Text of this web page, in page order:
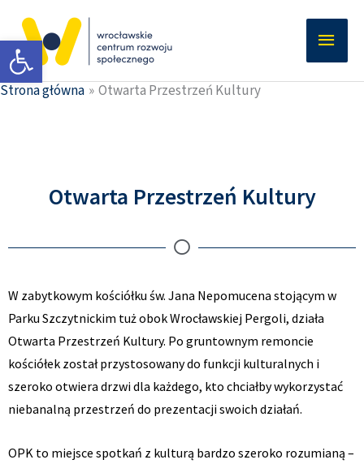
Otwórz pasek narzędzi
treści
Strona główna Otwarta Przestrzeń Kultury
Otwarta Przestrzeń Kultury
W zabytkowym kościółku św. Jana Nepomucena stojącym w
Parku Szczytnickim tuż obok Wrocławskiej Pergoli, działa
Otwarta Przestrzeń Kultury. Po gruntownym remoncie
kościółek został przystosowany do funkcji kulturalnych i
szeroko otwiera drzwi dla każdego, kto chciałby wykorzystać
niebanalną przestrzeń do prezentacji swoich działań.
OPK to miejsce spotkań z kulturą bardzo szeroko rozumianą –